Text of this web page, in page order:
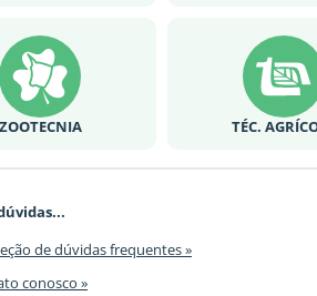
ZOOTECNIA TÉC.
de dúvidas frequentes »
conosco »